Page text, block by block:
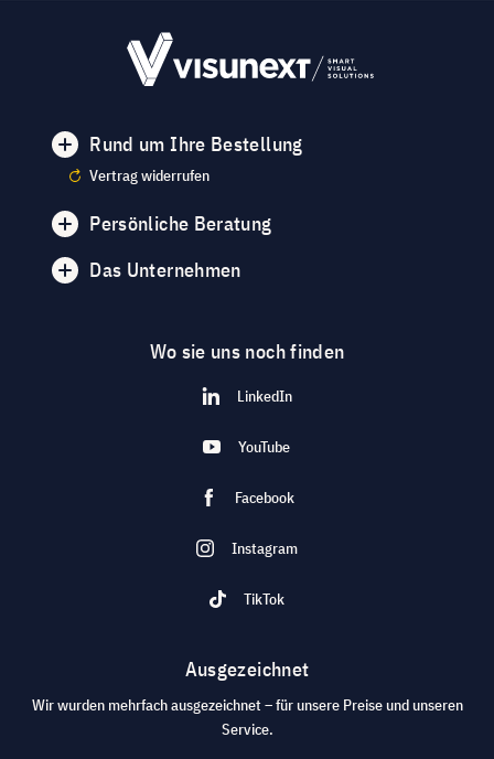
Rund um Ihre Bestellung
Vertrag widerrufen
Persönliche Beratung
Das Unternehmen
Wo sie uns noch finden
LinkedIn
YouTube
Facebook
Instagram
TikTok
Ausgezeichnet
Wir wurden mehrfach ausgezeichnet – für unsere Preise und unseren
Service.